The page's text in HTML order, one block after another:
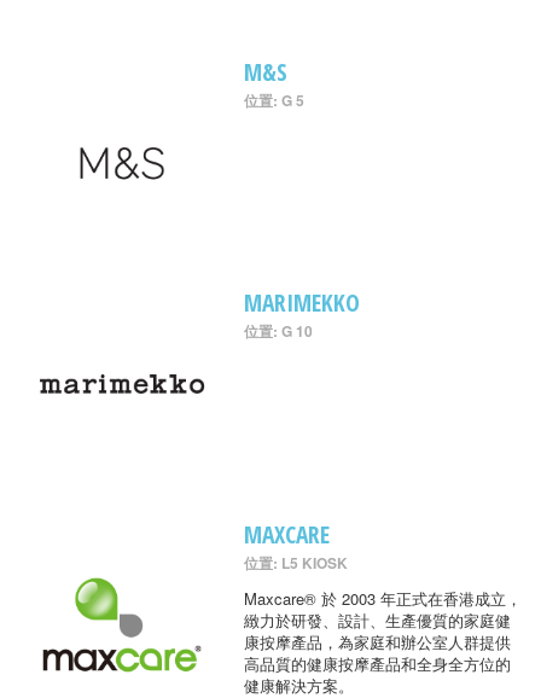
M&S
位置: G 5
MARIMEKKO
位置: G 10
MAXCARE
位置: L5 KIOSK
Maxcare® 於 2003 年正式在香港成立，
緻力於研發、設計、生產優質的家庭健
康按摩產品，為家庭和辦公室人群提供
高品質的健康按摩產品和全身全方位的
健康解決方案。